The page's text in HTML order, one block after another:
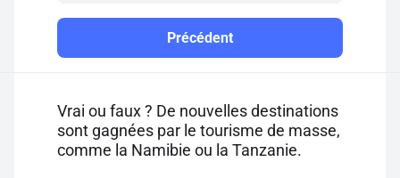
Précédent
Vrai ou faux ? De nouvelles destinations
sont gagnées par le tourisme de masse,
comme la Namibie ou la Tanzanie.